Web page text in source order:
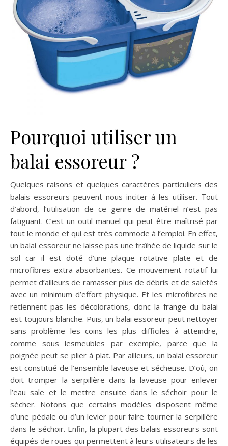
Pourquoi utiliser un
balai essoreur ?
Quelques raisons et quelques caractères particuliers des
balais essoreurs peuvent nous inciter à les utiliser. Tout
d’abord, l’utilisation de ce genre de matériel n’est pas
fatiguant. C’est un outil manuel qui peut être maîtrisé par
tout le monde et qui est très commode à l’emploi. En effet,
un balai essoreur ne laisse pas une traînée de liquide sur le
sol car il est doté d’une plaque rotative plate et de
microfibres extra-absorbantes. Ce mouvement rotatif lui
permet d’ailleurs de ramasser plus de débris et de saletés
avec un minimum d’effort physique. Et les microfibres ne
retiennent pas les décolorations, donc la frange du balai
est toujours blanche. Puis, un balai essoreur peut nettoyer
sans problème les coins les plus difficiles à atteindre,
comme sous lesmeubles par exemple, parce que la
poignée peut se plier à plat. Par ailleurs, un balai essoreur
est constitué de l’ensemble laveuse et sécheuse. D’où, on
doit tromper la serpillère dans la laveuse pour enlever
l’eau sale et le mettre ensuite dans le séchoir pour le
sécher. Notons que certains modèles disposent même
d’une pédale ou d’un levier pour faire tourner la serpillère
dans le séchoir. Enfin, la plupart des balais essoreurs sont
équipés de roues qui permettent à leurs utilisateurs de les